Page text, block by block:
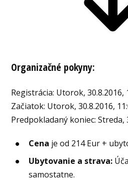
Organizačné pokyny:
Registrácia: Utorok, 30.8.2016,
Začiatok: Utorok, 30.8.2016,
Predpokladaný koniec:
Cena je od 214 Eur +
Ubytovanie a strava:
samostatne.